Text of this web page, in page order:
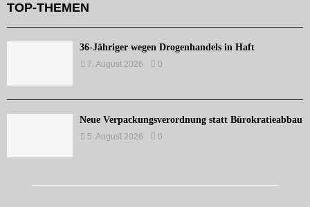
TOP-THEMEN
36-Jähriger wegen Drogenhandels in Haft
7. August 2026 0
Neue Verpackungsverordnung statt Bürokratieabbau
5. August 2026 0